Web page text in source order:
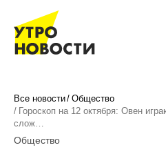
Все новости Общество
Гороскоп на 12 октября: Овен
слож…
Общество